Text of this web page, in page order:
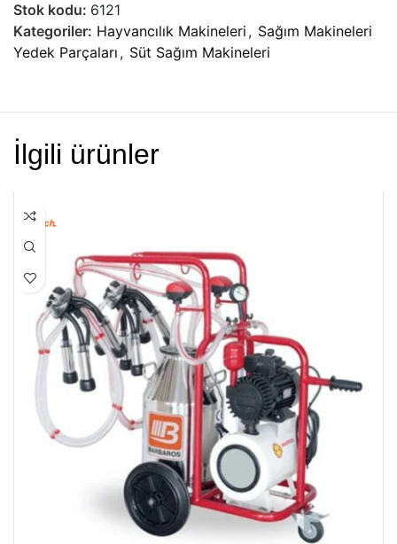
Stok kodu: 6121
Kategoriler: Hayvancılık Makineleri , Sağım Makineleri
Yedek Parçaları , Süt Sağım Makineleri
İlgili ürünler